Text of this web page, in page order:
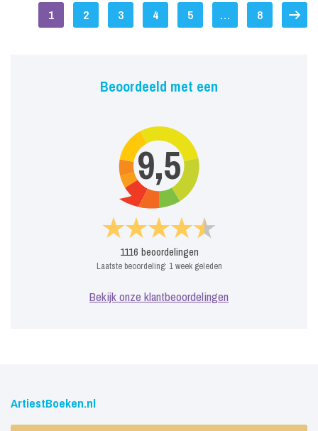
1 2 3 4 5 … 8
Beoordeeld met een
9,5
1116 beoordelingen
Laatste beoordeling: 1 week geleden
Bekijk onze klantbeoordelingen
ArtiestBoeken.nl